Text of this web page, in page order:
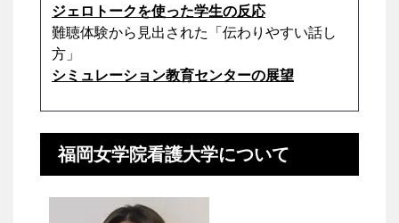
ジェロトークを使った学生の反応
難聴体験から見出された「伝わりやすい話し
方」
シミュレーション教育センターの展望
福岡女学院看護大学について